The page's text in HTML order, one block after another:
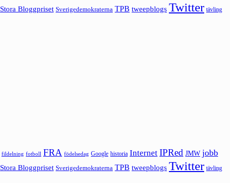
Stora Bloggpriset Sverigedemokraterna TPB tweepblogs Twitter tävling
fildelning fotboll FRA födelsedag Google historia Internet IPRed JMW jobb
Stora Bloggpriset Sverigedemokraterna TPB tweepblogs Twitter tävling